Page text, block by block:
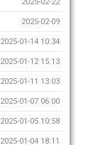
2025-02-09
2025-01-14 10:34
2025-01-12 15:13
2025-01-11 13:03
2025-01-07 06:00
2025-01-05 10:58
2025-01-04 18:11